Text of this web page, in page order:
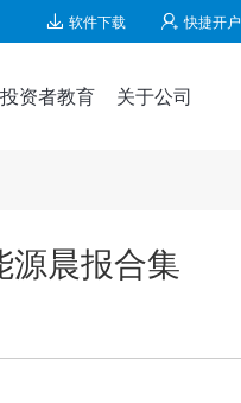
软件下载 快捷开户
投资者教育 关于公司
晨报合集